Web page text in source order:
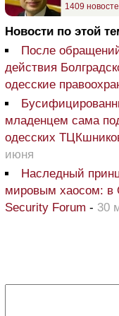
1409
Новости по этой
После
действия
одесские
младенцем сама
одесских
июня
Наследный
мировым хаосом: в
Security Forum - 30